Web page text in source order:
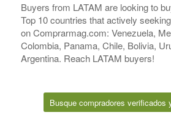
Buyers from LATAM are looking to
Top 10 countries that actively
on Comprarmag.com: Venezuela,
Colombia, Panama, Chile, Bolivia,
Argentina. Reach LATAM buyers!
Busque compradores verificados